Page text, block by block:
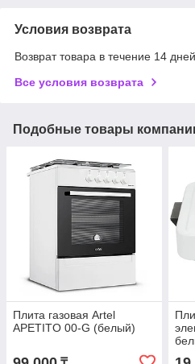
Условия возврата
Возврат товара в течение 14
Все условия возврата
Подобные товары
Плита газовая Artel
APETITO 00-G (белый)